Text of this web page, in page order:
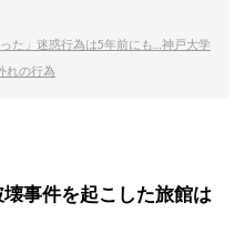
た」迷惑行為は5年前にも…神戸大学
れの行為
事件を起こした旅館は